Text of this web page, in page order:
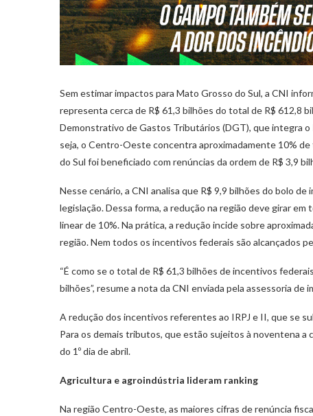
Sem estimar impactos para Mato Grosso do Sul, a CNI
representa cerca de R$ 61,3 bilhões do total de R$ 612,8
Demonstrativo de Gastos Tributários (DGT), que integra
seja, o Centro-Oeste concentra aproximadamente 10%
do Sul foi beneficiado com renúncias da ordem de R$ 3,9
Nesse cenário, a CNI analisa que R$ 9,9 bilhões do bolo
legislação. Dessa forma, a redução na região deve girar
linear de 10%. Na prática, a redução incide sobre
região. Nem todos os incentivos federais são alcançados
“É como se o total de R$ 61,3 bilhões de incentivos
bilhões”, resume a nota da CNI enviada pela assessoria de
A redução dos incentivos referentes ao IRPJ e II, que se
Para os demais tributos, que estão sujeitos à noventena a
do 1º dia de abril.
Agricultura e agroindústria lideram ranking
Na região Centro-Oeste, as maiores cifras de renúncia